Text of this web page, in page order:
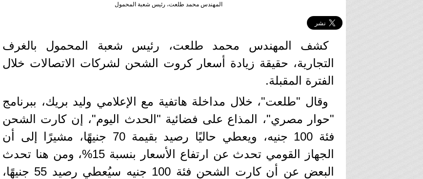
المهندس محمد طلعت، رئيس شعبة المحمول
كشف المهندس محمد طلعت، رئيس شعبة المحمول بالغرف
التجارية، حقيقة زيادة أسعار كروت الشحن لشركات الاتصالات خلال
الفترة المقبلة.
وقال "طلعت"، خلال مداخلة هاتفية مع الإعلامي وليد بريك، ببرنامج
"حوار مصري"، المذاع على فضائية "الحدث اليوم"، إن كارت الشحن
فئة 100 جنيه، ويعطي حاليًا رصيد بقيمة 70 جنيهًا، مشيرًا إلى أن
الجهاز القومي تحدث عن ارتفاع الأسعار بنسبة 15%، ومن هنا تحدث
البعض عن أن كارت الشحن فئة 100 جنيه سيُعطي رصيد 55 جنيهًا،